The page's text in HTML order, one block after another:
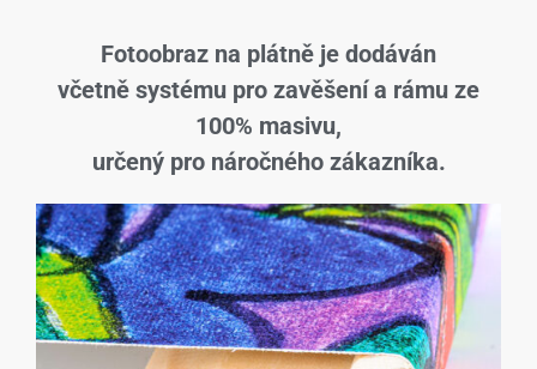
Fotoobraz na plátně je dodáván
včetně systému pro zavěšení a rámu ze
100% masivu,
určený pro náročného zákazníka.